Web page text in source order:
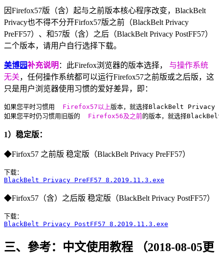
因Firefox57版（含）起与之前版本核心程序改变，BlackBelt
Privacy也不得不分开Firfox57版之前（BlackBelt Privacy
PreFF57）、和57版（含）之后（BlackBelt Privacy PostFF57）
二个版本，请用户自行选择下载。
美博园补充说明 ：此Firefox浏览器的版本选择， 与操作系统
无关，任何操作系统都可以运行Firefox57之前版或之后版，这
只是用户浏览器使用习惯的爱好差异，即：
如果您平时习惯用 Firefox57以上版本，就选择BlackBelt Privacy
如果您平时仍习惯用旧版的
Firefox56及之前的版本，就选择
1）稳定版：
◆Firfox57 之前版 稳定版（BlackBelt Privacy PreFF57）
BlackBelt Privacy PreFF57 8.2019.11.3.exe
◆Firfox57（含）之后版 稳定版（BlackBelt Privacy PostFF57）
BlackBelt Privacy PostFF57 8.2019.11.3.exe
三、參考：中文使用教程 （2018-08-05更